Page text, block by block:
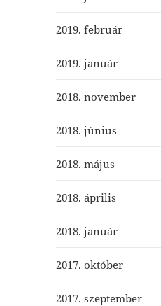
2019. február
2019. január
2018. november
2018. június
2018. május
2018. április
2018. január
2017. október
2017. szeptember